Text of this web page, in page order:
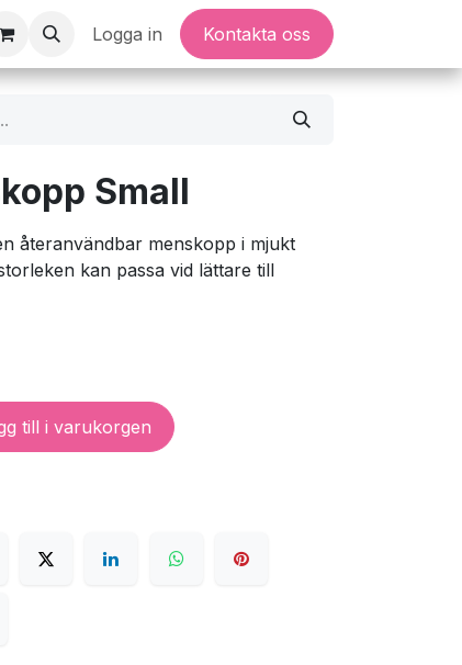
Logga in Kontakta oss
Small
återanvändbar menskopp i mjukt
kan passa vid lättare till
till i varukorgen